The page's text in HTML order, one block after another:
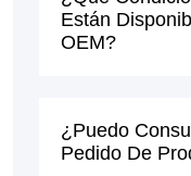
Están
OEM?
¿Puedo
Pedido De